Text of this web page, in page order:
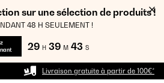
sur une sélection de produits !
48 H SEULEMENT !
29 H 39 M 43 S
Livraison gratuite à partir de 100€*